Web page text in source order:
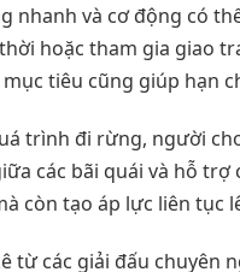
nhanh và cơ động có
hoặc tham gia giao
tiêu cũng giúp hạn
trình đi rừng, người
các bãi quái và hỗ
còn tạo áp lực liên tục
từ các giải đấu chuyên